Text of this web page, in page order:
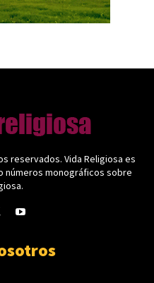
reservados. Vida Religiosa es
números monográficos sobre